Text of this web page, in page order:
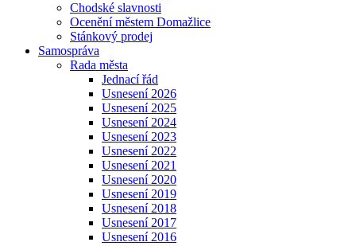
Chodské slavnosti
Ocenění městem Domažlice
Stánkový prodej
Samospráva
Rada města
Jednací řád
Usnesení 2026
Usnesení 2025
Usnesení 2024
Usnesení 2023
Usnesení 2022
Usnesení 2021
Usnesení 2020
Usnesení 2019
Usnesení 2018
Usnesení 2017
Usnesení 2016